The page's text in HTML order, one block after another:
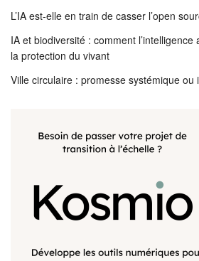
L’IA est-elle en train de casser l’open
IA et biodiversité : comment
la protection du vivant
Ville circulaire : promesse systémique ou